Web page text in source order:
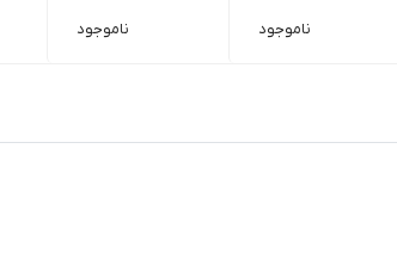
ناموجود ناموجود